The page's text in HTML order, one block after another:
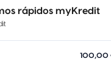
rápidos myKredit
100,00